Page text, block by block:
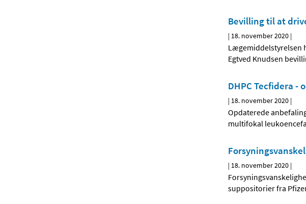
Bevilling til at
| 18. november 2020 |
Lægemiddelstyrelsen
Egtved Knudsen
DHPC Tecfidera -
| 18. november 2020 |
Opdaterede
multifokal
| 18. november 2020 |
suppositorier fra